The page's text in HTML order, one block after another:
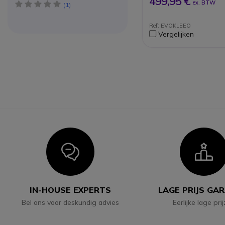
Focusmodus voor
op de voorkant
Geeft de naam van
ex. BTW
Ref: EVOKLEEO
Vergelijken
5 star(s)
1
Icon
IN-HOUSE EXPERTS
Bel ons voor deskundig advies
LAGE PRIJS
Eerlijke lage